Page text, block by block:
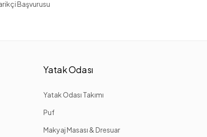
Başvurusu
Yatak Odası
Yatak Odası Takımı
Puf
Makyaj Masası & Dresuar